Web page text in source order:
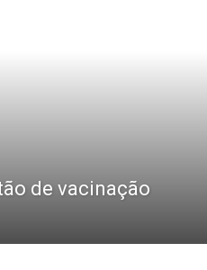
de vacinação